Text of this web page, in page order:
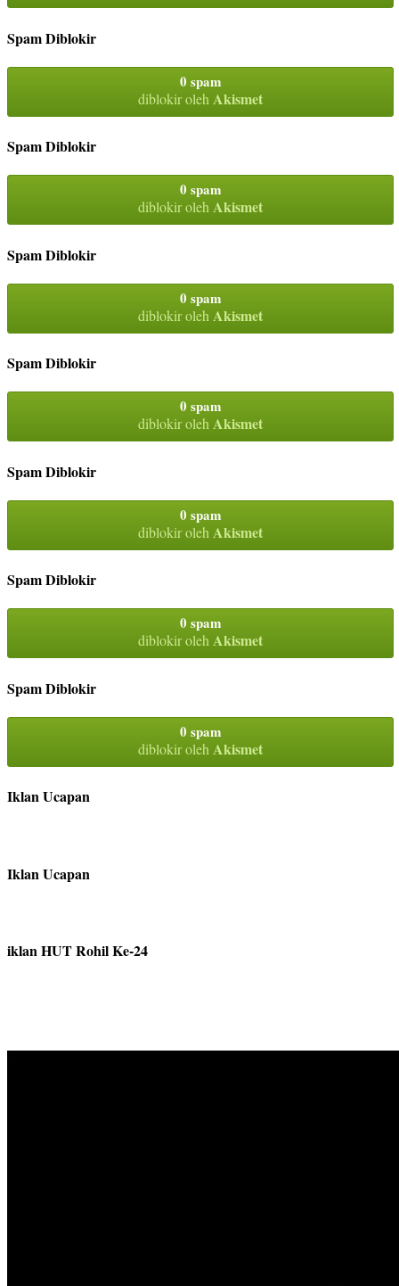
Spam Diblokir
0 spam
diblokir oleh Akismet
Spam Diblokir
0 spam
diblokir olehAkismet
Spam Diblokir
0 spam
diblokir oleh Akismet
Spam Diblokir
0 spam
diblokir olehAkismet
Spam Diblokir
0 spam
diblokir oleh Akismet
Spam Diblokir
0 spam
diblokir olehAkismet
Spam Diblokir
0 spam
diblokir oleh Akismet
Iklan Ucapan
Iklan Ucapan
iklan HUT Rohil Ke-24